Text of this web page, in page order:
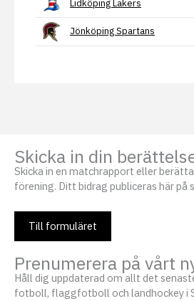
Lidköping Lakers
Jönköping Spartans
Skicka in din
Skicka in en matchrapport eller
förening. Ditt bidrag publiceras här på
Till formuläret
Prenumerera på vårt
Håll dig uppdaterad om allt det
fotboll, flaggfotboll och landhockey i